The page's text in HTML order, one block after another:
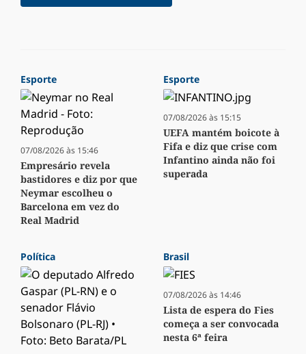
Esporte
07/08/2026 às 15:46
Empresário revela
bastidores e diz por que
Neymar escolheu o
Barcelona em vez do
Real Madrid
Esporte
07/08/2026 às 15:15
UEFA mantém boicote à
Fifa e diz que crise com
Infantino ainda não foi
superada
Política Brasil
07/08/2026 às 14:46
Lista de espera do Fies
começa a ser convocada
nesta 6ª feira